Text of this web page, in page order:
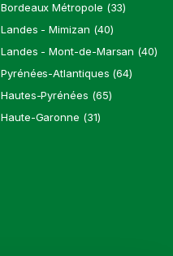
Bordeaux Métropole (33)
Landes - Mimizan (40)
Landes - Mont-de-Marsan (40)
Pyrénées-Atlantiques (64)
Hautes-Pyrénées (65)
Haute-Garonne (31)